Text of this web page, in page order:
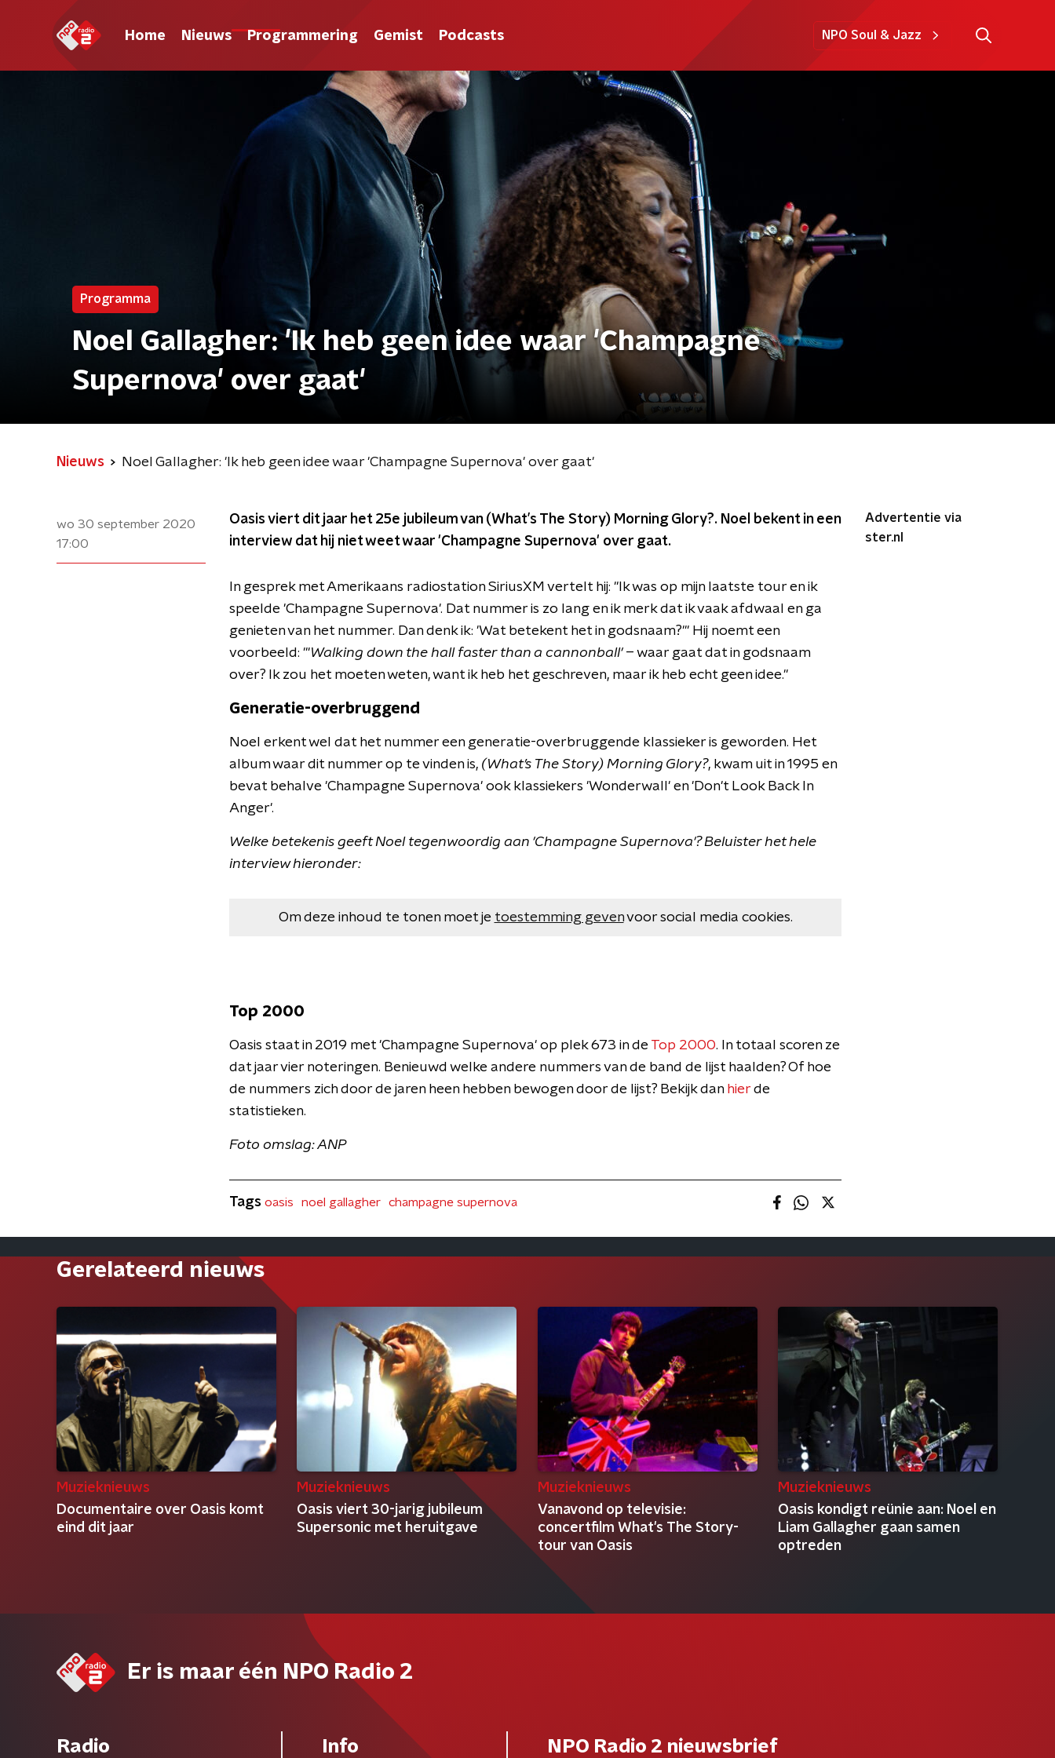
Home Nieuws Programmering Gemist Podcasts NPO Soul & Jazz
Programma
Noel Gallagher: 'Ik heb geen idee waar 'Champagne
Supernova' over gaat'
Nieuws Noel Gallagher: 'Ik heb geen idee waar 'Champagne Supernova' over gaat'
wo 30 september 2020
17:00
Oasis viert dit jaar het 25e jubileum van (What’s The Story) Morning Glory?. Noel bekent in een
interview dat hij niet weet waar 'Champagne Supernova' over gaat.
In gesprek met Amerikaans radiostation SiriusXM vertelt hij: "Ik was op mijn laatste tour en ik
speelde 'Champagne Supernova'. Dat nummer is zo lang en ik merk dat ik vaak afdwaal en ga
genieten van het nummer. Dan denk ik: 'Wat betekent het in godsnaam?'" Hij noemt een
voorbeeld: "'Walking down the hall faster than a cannonball'– waar gaat dat in godsnaam
over? Ik zou het moeten weten, want ik heb het geschreven, maar ik heb echt geen idee."
Generatie-overbruggend
Noel erkent wel dat het nummer een generatie-overbruggende klassieker is geworden. Het
album waar dit nummer op te vinden is, (What’s The Story) Morning Glory?, kwam uit in 1995 en
bevat behalve 'Champagne Supernova' ook klassiekers 'Wonderwall' en 'Don't Look Back In
Anger'.
Welke betekenis geeft Noel tegenwoordig aan 'Champagne Supernova'? Beluister het hele
interview hieronder:
Om deze inhoud te tonen moet je toestemming gevenvoor social media cookies.
Top 2000
Oasis staat in 2019 met 'Champagne Supernova' op plek 673 in de Top 2000. In totaal scoren ze
dat jaar vier noteringen. Benieuwd welke andere nummers van de band de lijst haalden? Of hoe
de nummers zich door de jaren heen hebben bewogen door de lijst? Bekijk dan hier de
statistieken.
Foto omslag: ANP
Advertentie via
ster.nl
Tags oasis noel gallagher champagne supernova
Gerelateerd nieuws
Muzieknieuws
Documentaire over Oasis komt
eind dit jaar
Muzieknieuws
Oasis viert 30-jarig jubileum
Supersonic met heruitgave
Muzieknieuws
Vanavond op televisie:
concertfilm What's The Story-
tour van Oasis
Muzieknieuws
Oasis kondigt reünie aan: Noel en
Liam Gallagher gaan samen
optreden
Er is maar één NPO Radio 2
Radio Info NPO Radio 2 nieuwsbrief